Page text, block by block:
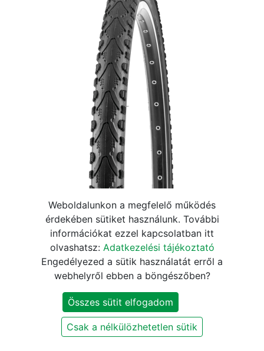
700X40C KÖP (42-622)
28X1,60 KENDA K935 KHAN
FEKETE
Ft 3.790Ft
KOSÁRBA
Weboldalunkon a megfelelő működés
érdekében sütiket használunk. További
információkat ezzel kapcsolatban itt
olvashatsz: Adatkezelési tájékoztató
Engedélyezed a sütik használatát erről a
webhelyről ebben a böngészőben?
Összes sütit elfogadom
Csak a nélkülözhetetlen sütik